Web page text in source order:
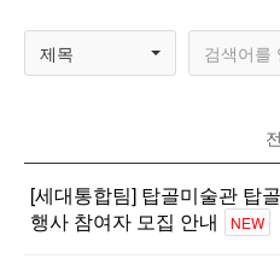
제목
[세대통합팀] 탑골미술관 탑
행사 참여자 모집 안내
NEW